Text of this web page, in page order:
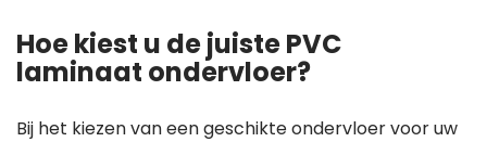
Hoe kiest u de juiste PVC
laminaat ondervloer?
Bij het kiezen van een geschikte ondervloer voor uw